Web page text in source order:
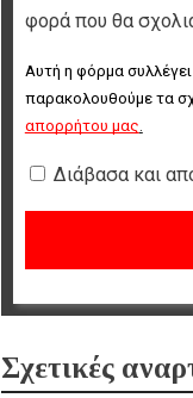
φορά που θα
Αυτή η φόρμα
παρακολουθούμε τα
απορρήτου μας.
Διάβασα και
Σχετικές